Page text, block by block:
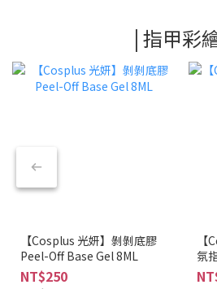
| 指甲彩
【Cosplus 光妍】剝剝底膠
Peel-Off Base Gel 8ML
NT$250
氛